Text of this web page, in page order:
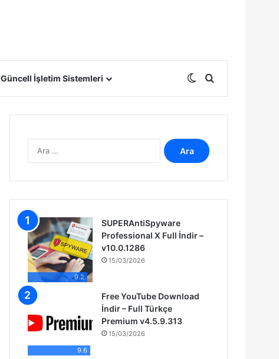
Güncell İşletim Sistemleri Dış görünümü
A
m
9.2
SUPERAntiSpyware
Professional X Full İndir –
v10.0.1286
15/03/2026
9.6
Free YouTube Download
İndir – Full Türkçe
Premium v4.5.9.313
15/03/2026